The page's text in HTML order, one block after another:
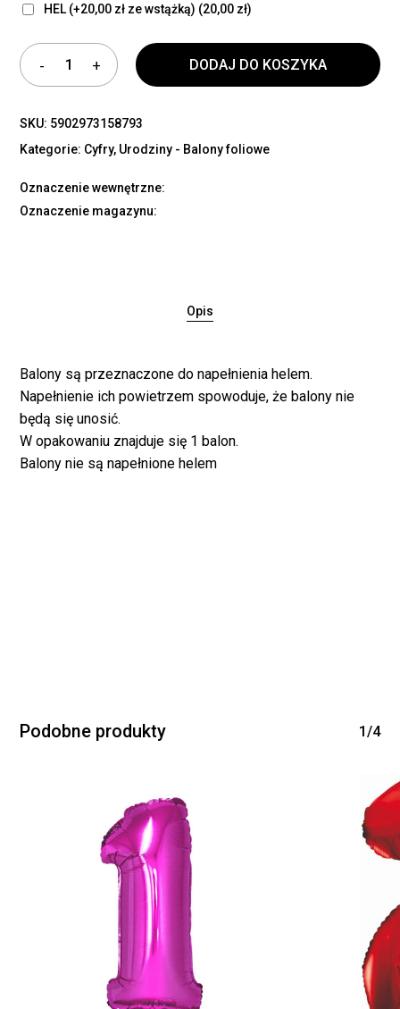
HEL (+20,00 zł ze wstążką) (20,00 zł)
DODAJ DO KOSZYKA
SKU: 5902973158793
Kategorie: Cyfry, Urodziny - Balony foliowe
Oznaczenie wewnętrzne:
Oznaczenie magazynu:
Opis
Balony są przeznaczone do napełnienia helem.
Napełnienie ich powietrzem spowoduje, że balony nie
będą się unosić.
W opakowaniu znajduje się 1 balon.
Balony nie są napełnione helem
Podobne produkty 1/4